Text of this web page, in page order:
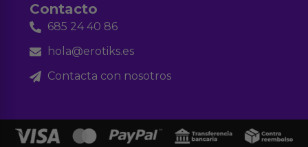
Contacto
685 24 40 86
hola@erotiks.es
Contacta con nosotros